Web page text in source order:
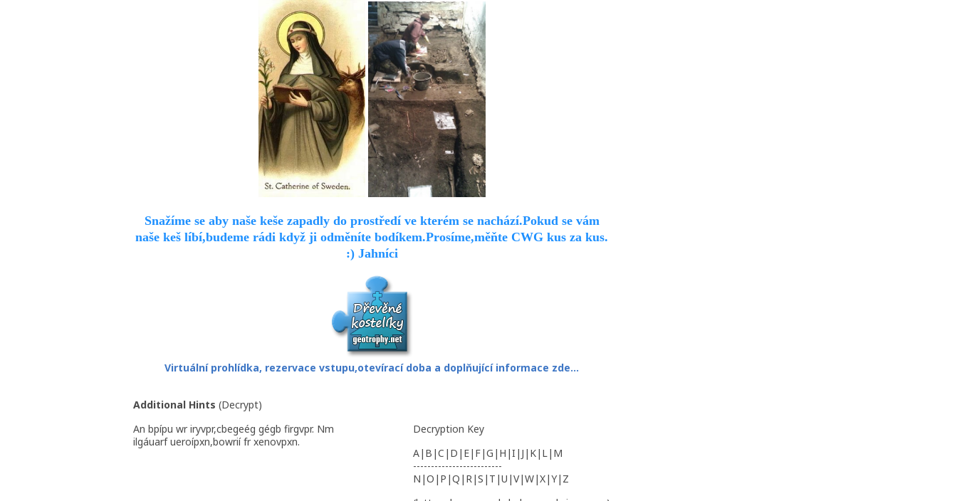
Snažíme se aby naše keše zapadly do prostředí ve kterém se nachází.Pokud se vám
naše keš líbí,budeme rádi když ji odměníte bodíkem.Prosíme,měňte CWG kus za kus.
:) Jahníci
Virtuální prohlídka, rezervace vstupu,otevírací doba a doplňující informace zde...
Additional Hints (Decrypt)
An bpípu wr iryvpr,cbegeég gégb firgvpr. Nm
ilgáuarf ueroípxn,bowrií fr xenovpxn.
Decryption Key
A|B|C|D|E|F|G|H|I|J|K|L|M
-------------------------
N|O|P|Q|R|S|T|U|V|W|X|Y|Z